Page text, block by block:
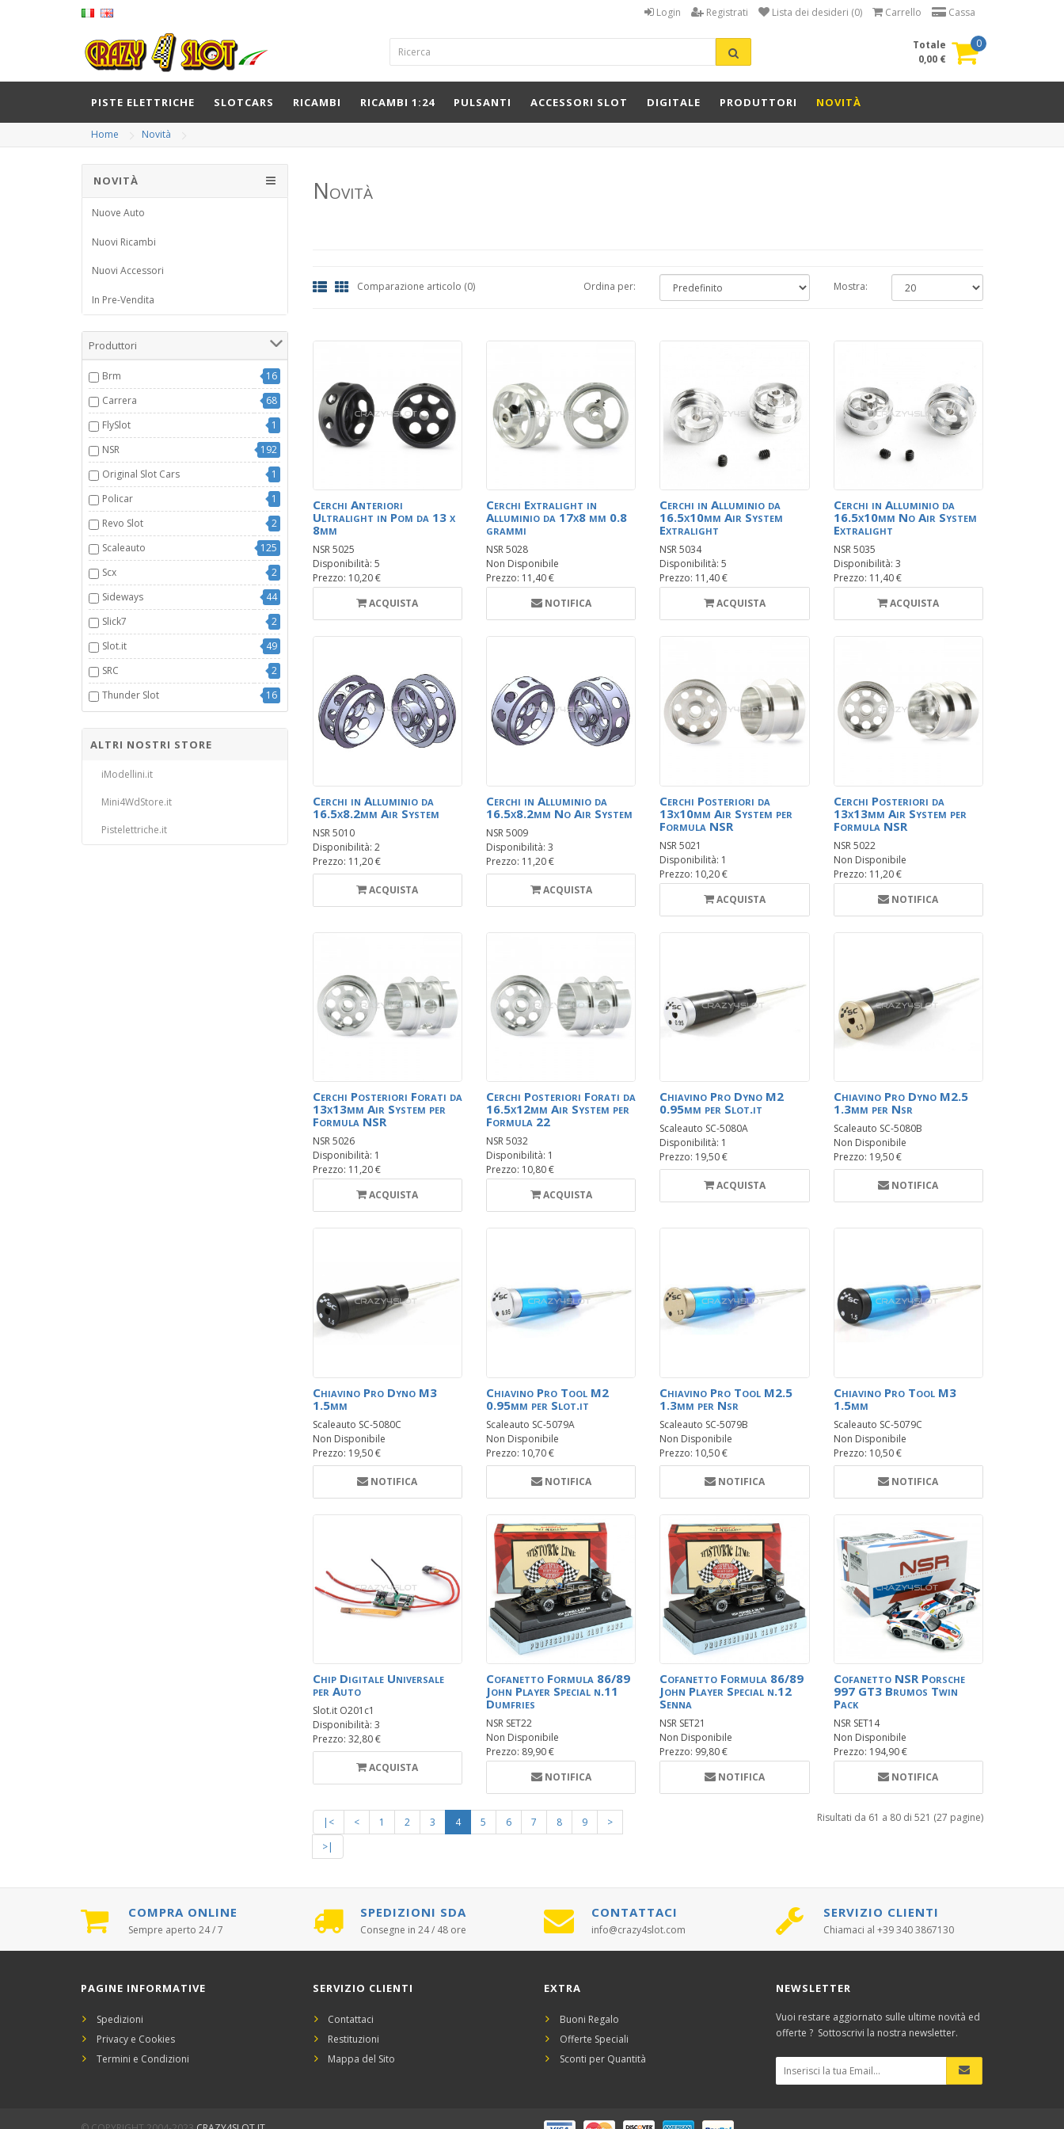
Login Registrati Lista dei desideri (0) Carrello Cassa
0
Totale
0,00 €
PISTE ELETTRICHE SLOTCARS RICAMBI RICAMBI 1:24 PULSANTI ACCESSORI SLOT DIGITALE PRODUTTORI NOVITÀ
Home Novità
NOVITÀ
Nuove Auto
Nuovi Ricambi
Nuovi Accessori
In Pre-Vendita
Produttori
Brm
16
Carrera
68
FlySlot
1
NSR
192
Original Slot Cars
1
Policar
1
Revo Slot
2
Scaleauto
125
Scx
2
Sideways
44
Slick7
2
Slot.it
49
SRC
2
Thunder Slot
16
ALTRI NOSTRI STORE
iModellini.it
Mini4WdStore.it
Pistelettriche.it
Novità
Comparazione articolo (0) Ordina per: Mostra:
Cerchi Anteriori
Ultralight in Pom da 13 x
8mm
NSR 5025
Disponibilità: 5
Prezzo: 10,20 €
ACQUISTA
Cerchi Extralight in
Alluminio da 17x8 mm 0.8
grammi
NSR 5028
Non Disponibile
Prezzo: 11,40 €
NOTIFICA
Cerchi in Alluminio da
16.5x10mm Air System
Extralight
NSR 5034
Disponibilità: 5
Prezzo: 11,40 €
ACQUISTA
Cerchi in Alluminio da
16.5x10mm No Air System
Extralight
NSR 5035
Disponibilità: 3
Prezzo: 11,40 €
ACQUISTA
Cerchi in Alluminio da
16.5x8.2mm Air System
NSR 5010
Disponibilità: 2
Prezzo: 11,20 €
ACQUISTA
Cerchi in Alluminio da
16.5x8.2mm No Air System
NSR 5009
Disponibilità: 3
Prezzo: 11,20 €
ACQUISTA
Cerchi Posteriori da
13x10mm Air System per
Formula NSR
NSR 5021
Disponibilità: 1
Prezzo: 10,20 €
ACQUISTA
Cerchi Posteriori da
13x13mm Air System per
Formula NSR
NSR 5022
Non Disponibile
Prezzo: 11,20 €
NOTIFICA
Cerchi Posteriori Forati da
13x13mm Air System per
Formula NSR
NSR 5026
Disponibilità: 1
Prezzo: 11,20 €
ACQUISTA
Cerchi Posteriori Forati da
16.5x12mm Air System per
Formula 22
NSR 5032
Disponibilità: 1
Prezzo: 10,80 €
ACQUISTA
Chiavino Pro Dyno M2
0.95mm per Slot.it
Scaleauto SC-5080A
Disponibilità: 1
Prezzo: 19,50 €
ACQUISTA
Chiavino Pro Dyno M2.5
1.3mm per Nsr
Scaleauto SC-5080B
Non Disponibile
Prezzo: 19,50 €
NOTIFICA
Chiavino Pro Dyno M3
1.5mm
Scaleauto SC-5080C
Non Disponibile
Prezzo: 19,50 €
NOTIFICA
Chiavino Pro Tool M2
0.95mm per Slot.it
Scaleauto SC-5079A
Non Disponibile
Prezzo: 10,70 €
NOTIFICA
Chiavino Pro Tool M2.5
1.3mm per Nsr
Scaleauto SC-5079B
Non Disponibile
Prezzo: 10,50 €
NOTIFICA
Chiavino Pro Tool M3
1.5mm
Scaleauto SC-5079C
Non Disponibile
Prezzo: 10,50 €
NOTIFICA
Chip Digitale Universale
per Auto
Slot.it O201c1
Disponibilità: 3
Prezzo: 32,80 €
ACQUISTA
Cofanetto Formula 86/89
John Player Special n.11
Dumfries
NSR SET22
Non Disponibile
Prezzo: 89,90 €
NOTIFICA
Cofanetto Formula 86/89
John Player Special n.12
Senna
NSR SET21
Non Disponibile
Prezzo: 99,80 €
NOTIFICA
Cofanetto NSR Porsche
997 GT3 Brumos Twin
Pack
NSR SET14
Non Disponibile
Prezzo: 194,90 €
NOTIFICA
|< < 1 2 3 4 5 6 7 8 9
>
>|
Risultati da 61 a 80 di 521 (27 pagine)
COMPRA ONLINE
Sempre aperto 24 / 7
SPEDIZIONI SDA
Consegne in 24 / 48 ore
CONTATTACI
info@crazy4slot.com
SERVIZIO CLIENTI
Chiamaci al +39 340 3867130
PAGINE INFORMATIVE
Spedizioni
Privacy e Cookies
Termini e Condizioni
SERVIZIO CLIENTI
Contattaci
Restituzioni
Mappa del Sito
EXTRA
Buoni Regalo
Offerte Speciali
Sconti per Quantità
NEWSLETTER
Vuoi restare aggiornato sulle ultime novità ed
offerte ? Sottoscrivi la nostra newsletter.